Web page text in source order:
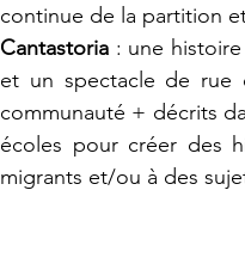
continue de la partition
Cantastoria : une
et un spectacle de rue
communauté + décrits
écoles pour créer des
migrants et/ou à des